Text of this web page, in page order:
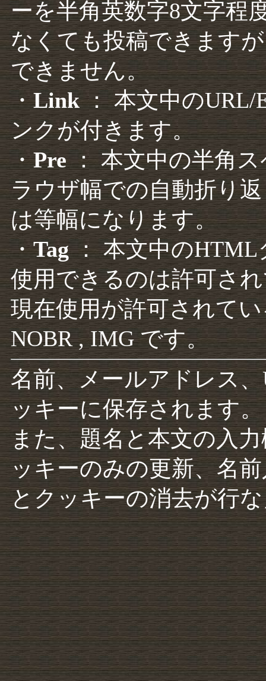
ーを半角英数字8文字程
なくても投稿できます
できません。
・Link： 本文中のURL/
ンクが付きます。
・Pre： 本文中の半角
ラウザ幅での自動折り
は等幅になります。
・Tag： 本文中のHTML
使用できるのは許可さ
現在使用が許可されて
NOBR , IMG です。
名前、メールアドレス
ッキーに保存されます。
また、題名と本文の入
ッキーのみの更新、名
とクッキーの消去が行